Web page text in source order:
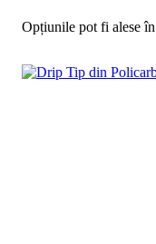
Opțiunile pot fi alese